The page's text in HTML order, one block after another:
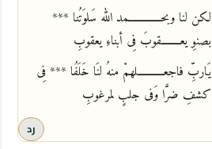
لكن لنا وبحــــــــــــــمد الله سَلوَتُنا ***
بصنوِ يعــــــــقوبَ فِى أبناءِ يعقوبِ
يَاربِّ فاجعـــــــــــلهمْ منهُ لنَا خَلَفُا *** فِى
كشفِ ضرَّا وَفى جلبٍ لمرغوبِ
رد